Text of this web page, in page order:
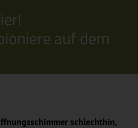
auf dem
schlechthin,